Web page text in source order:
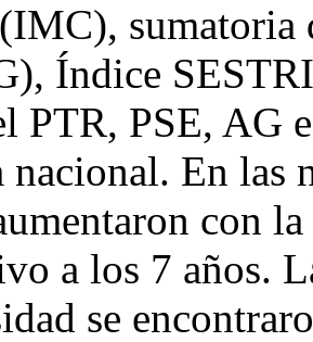
sumatoria
Índice
PTR, PSE, AG
nacional. En las
con
a los 7 años.
se